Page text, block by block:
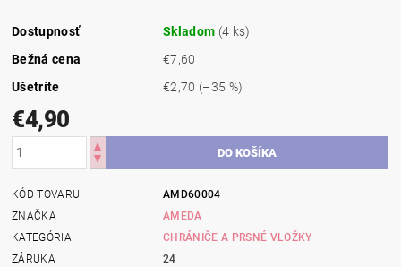
Dostupnosť Skladom (4 ks)
Bežná cena
€7,60
Ušetríte
€2,70 (–35 %)
€4,90
KÓD TOVARU
AMD60004
ZNAČKA
AMEDA
KATEGÓRIA
CHRÁNIČE A PRSNÉ VLOŽKY
ZÁRUKA
24